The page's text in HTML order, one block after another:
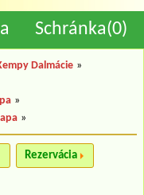
Schránka(0)
Dalmácie »
»
»
Rezervácia